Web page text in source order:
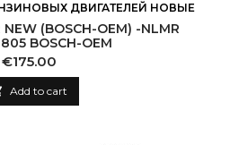
ДВИГАТЕЛЕЙ НОВЫЕ
NEW (BOSCH-OEM) -NLMR
BOSCH-OEM
Price
€175.00
Add to cart